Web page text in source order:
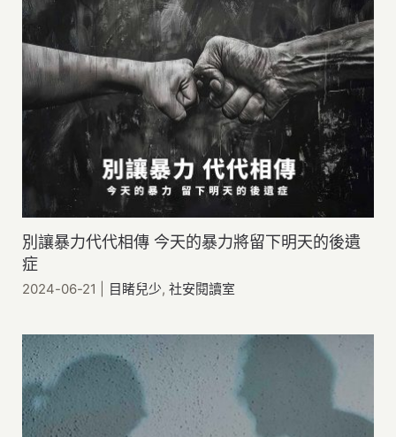
別讓暴力代代相傳 今天的暴力將留下明天的後遺
症
2024-06-21 目睹兒少,社安閱讀室